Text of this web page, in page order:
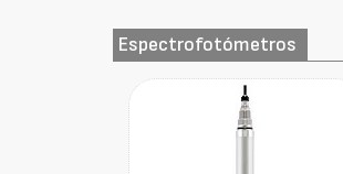
Espectrofotómetros